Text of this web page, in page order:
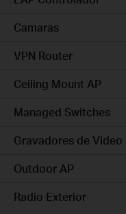
Camaras
VPN Router
Ceiling Mount AP
Managed Switches
Gravadores de Video
Outdoor AP
Radio Exterior